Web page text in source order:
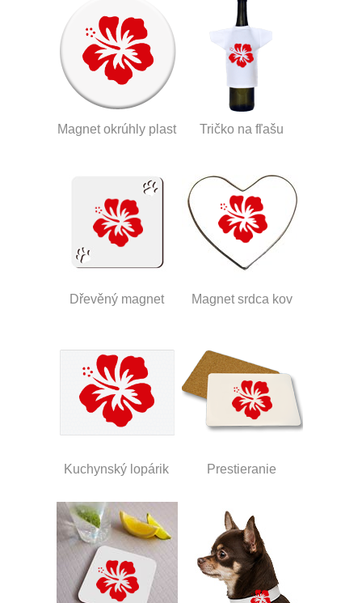
Magnet okrúhly plast Tričko na fľašu
Dřevěný magnet Magnet srdca kov
Kuchynský lopárik Prestieranie